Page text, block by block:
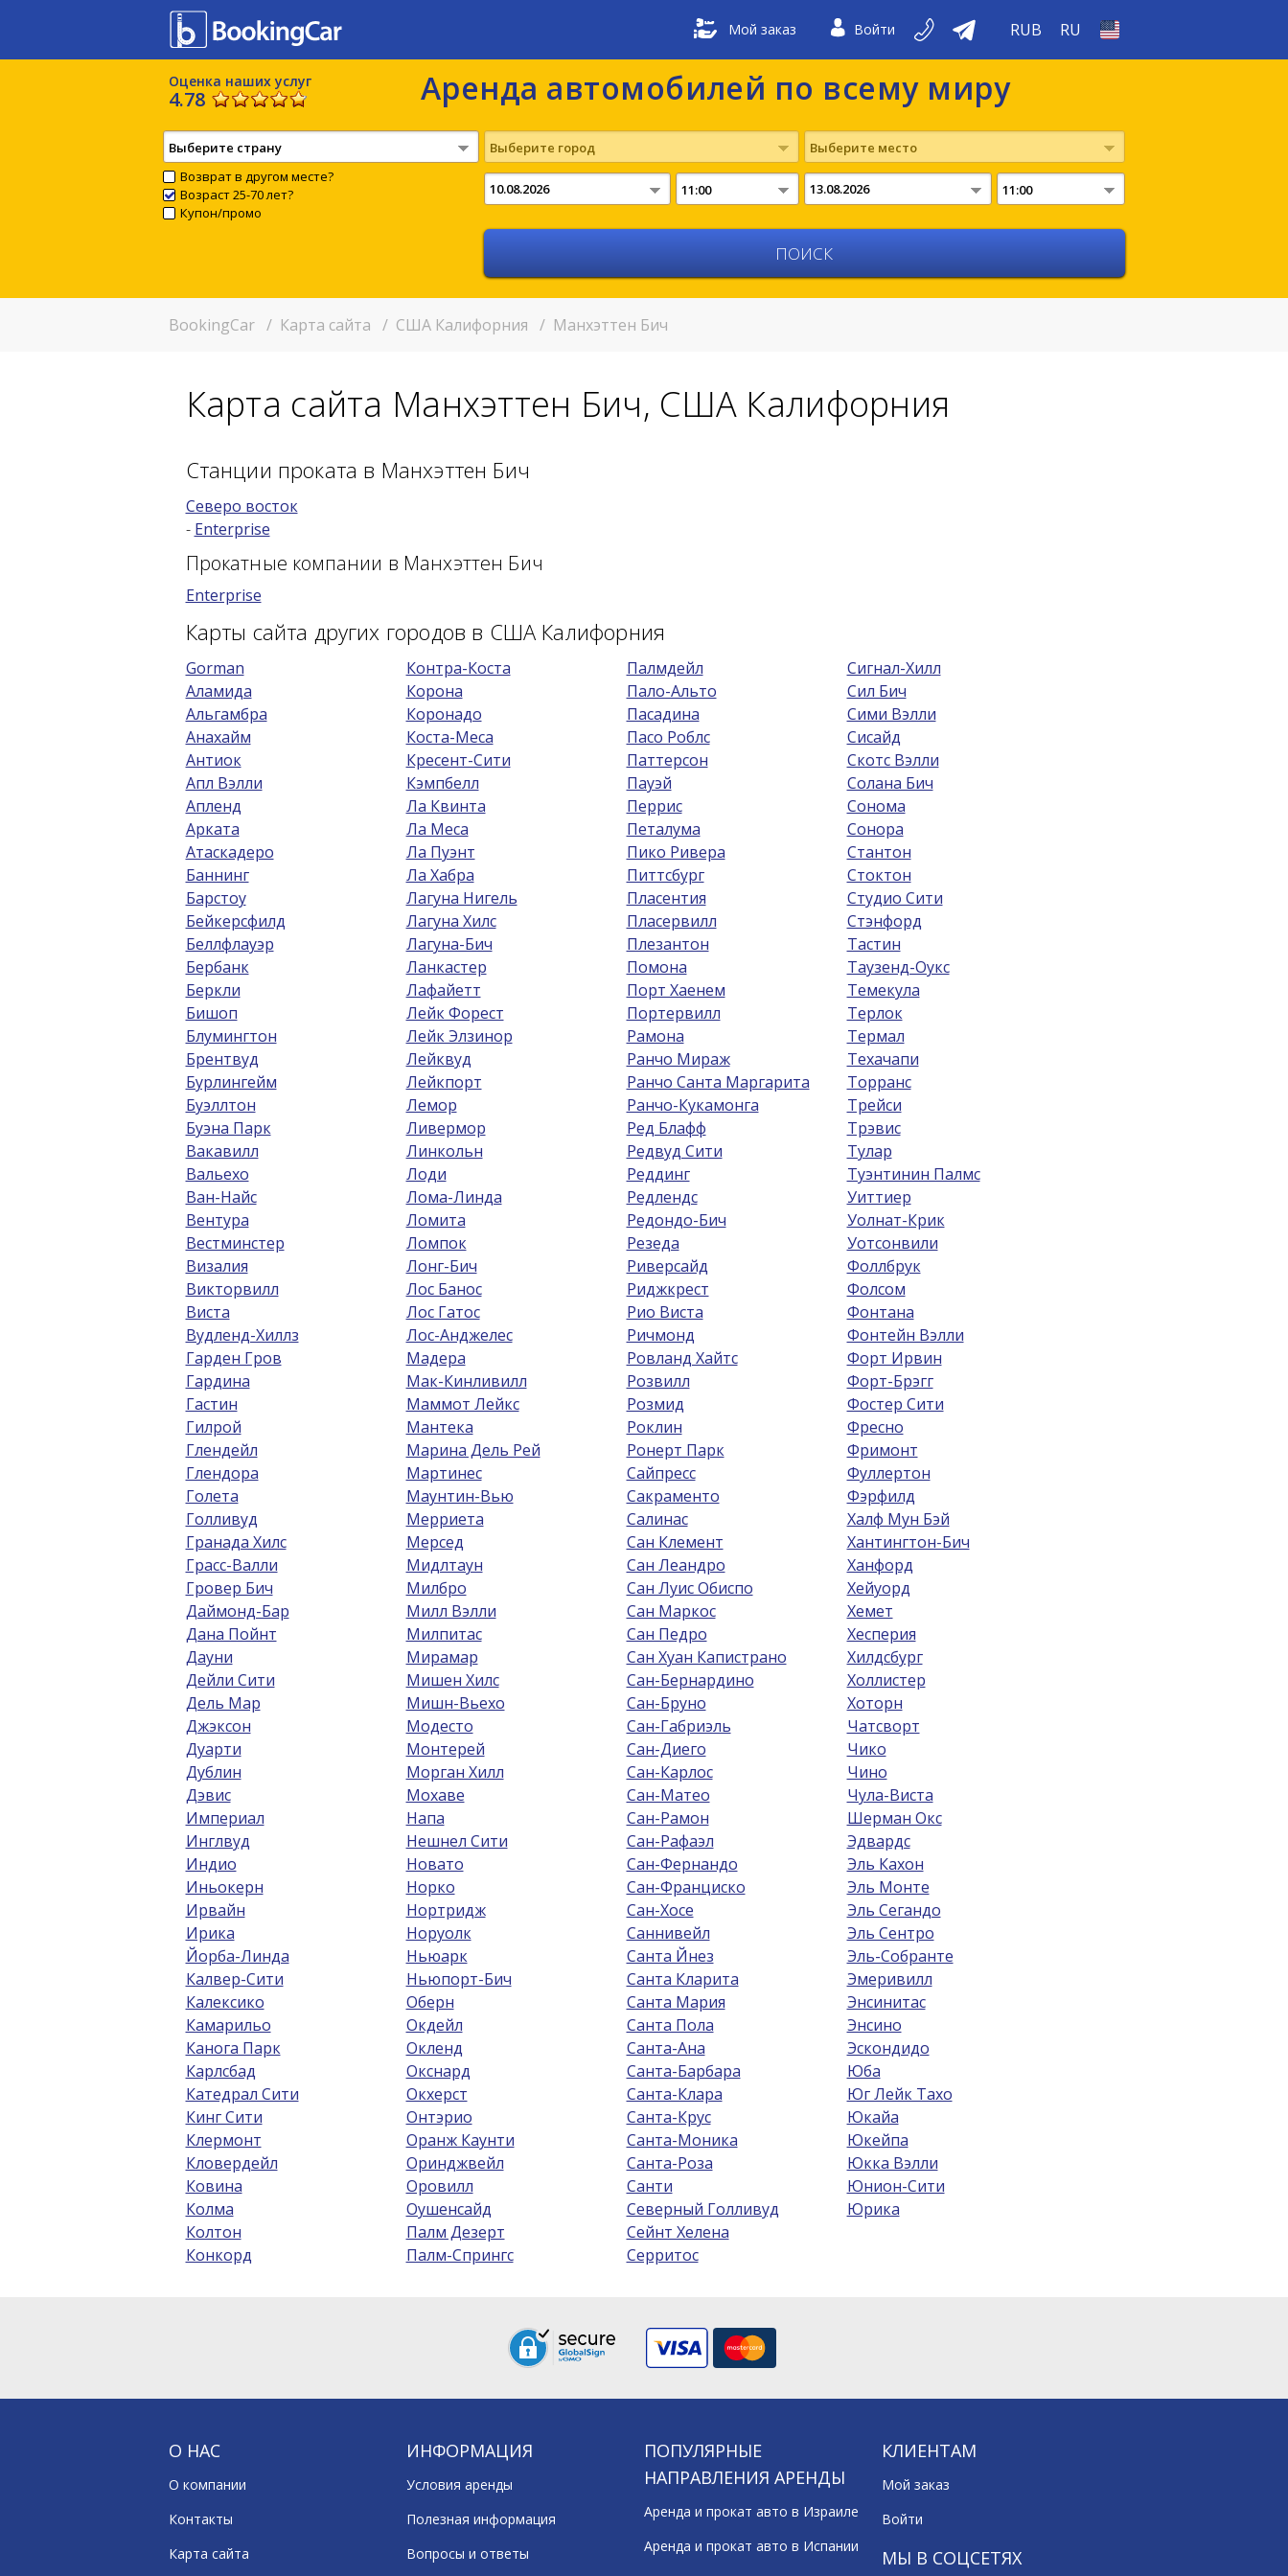
Мой заказ Войти RUB RU
Оценка наших услуг
4.78 Аренда автомобилей по всему миру
Выберите страну Выберите город Выберите место
11:00 11:00
Возврат в другом месте?
Возраст 25-70 лет?
Купон/промо
BookingCar / Карта сайта / США Калифорния / Манхэттен Бич
Карта сайта Манхэттен Бич, США Калифорния
Станции проката в Манхэттен Бич
Северо восток
- Enterprise
Прокатные компании в Манхэттен Бич
Enterprise
Карты сайта других городов в США Калифорния
Gorman
Аламида
Альгамбра
Анахайм
Антиок
Апл Вэлли
Апленд
Арката
Атаскадеро
Баннинг
Барстоу
Бейкерсфилд
Беллфлауэр
Бербанк
Беркли
Бишоп
Блумингтон
Брентвуд
Бурлингейм
Буэллтон
Буэна Парк
Вакавилл
Вальехо
Ван-Найс
Вентура
Вестминстер
Визалия
Викторвилл
Виста
Вудленд-Хиллз
Гарден Гров
Гардина
Гастин
Гилрой
Глендейл
Глендора
Голета
Голливуд
Гранада Хилс
Грасс-Валли
Гровер Бич
Даймонд-Бар
Дана Пойнт
Дауни
Дейли Сити
Дель Мар
Джэксон
Дуарти
Дублин
Дэвис
Империал
Инглвуд
Индио
Иньокерн
Ирвайн
Ирика
Йорба-Линда
Калвер-Сити
Калексико
Камарильо
Канога Парк
Карлсбад
Катедрал Сити
Кинг Сити
Клермонт
Кловердейл
Ковина
Колма
Колтон
Конкорд
Контра-Коста
Корона
Коронадо
Коста-Меса
Кресент-Сити
Кэмпбелл
Ла Квинта
Ла Меса
Ла Пуэнт
Ла Хабра
Лагуна Нигель
Лагуна Хилс
Лагуна-Бич
Ланкастер
Лафайетт
Лейк Форест
Лейк Элзинор
Лейквуд
Лейкпорт
Лемор
Ливермор
Линкольн
Лоди
Лома-Линда
Ломита
Ломпок
Лонг-Бич
Лос Банос
Лос Гатос
Лос-Анджелес
Мадера
Мак-Кинливилл
Маммот Лейкс
Мантека
Марина Дель Рей
Мартинес
Маунтин-Вью
Мерриета
Мерсед
Мидлтаун
Милбро
Милл Вэлли
Милпитас
Мирамар
Мишен Хилс
Мишн-Вьехо
Модесто
Монтерей
Морган Хилл
Мохаве
Напа
Нешнел Сити
Новато
Норко
Нортридж
Норуолк
Ньюарк
Ньюпорт-Бич
Оберн
Окдейл
Окленд
Окснард
Окхерст
Онтэрио
Оранж Каунти
Оринджвейл
Оровилл
Оушенсайд
Палм Дезерт
Палм-Спрингс
Палмдейл
Пало-Альто
Пасадина
Пасо Роблс
Паттерсон
Пауэй
Перрис
Петалума
Пико Ривера
Питтсбург
Пласентия
Пласервилл
Плезантон
Помона
Порт Хаенем
Портервилл
Рамона
Ранчо Мираж
Ранчо Санта Маргарита
Ранчо-Кукамонга
Ред Блафф
Редвуд Сити
Реддинг
Редлендс
Редондо-Бич
Резеда
Риверсайд
Риджкрест
Рио Виста
Ричмонд
Ровланд Хайтс
Розвилл
Розмид
Роклин
Ронерт Парк
Сайпресс
Сакраменто
Салинас
Сан Клемент
Сан Леандро
Сан Луис Обиспо
Сан Маркос
Сан Педро
Сан Хуан Капистрано
Сан-Бернардино
Сан-Бруно
Сан-Габриэль
Сан-Диего
Сан-Карлос
Сан-Матео
Сан-Рамон
Сан-Рафаэл
Сан-Фернандо
Сан-Франциско
Сан-Хосе
Саннивейл
Санта Йнез
Санта Кларита
Санта Мария
Санта Пола
Санта-Ана
Санта-Барбара
Санта-Клара
Санта-Крус
Санта-Моника
Санта-Роза
Санти
Северный Голливуд
Сейнт Хелена
Серритос
Сигнал-Хилл
Сил Бич
Сими Вэлли
Сисайд
Скотс Вэлли
Солана Бич
Сонома
Сонора
Стантон
Стоктон
Студио Сити
Стэнфорд
Тастин
Таузенд-Оукс
Темекула
Терлок
Термал
Техачапи
Торранс
Трейси
Трэвис
Тулар
Туэнтинин Палмс
Уиттиер
Уолнат-Крик
Уотсонвили
Фоллбрук
Фолсом
Фонтана
Фонтейн Вэлли
Форт Ирвин
Форт-Брэгг
Фостер Сити
Фресно
Фримонт
Фуллертон
Фэрфилд
Халф Мун Бэй
Хантингтон-Бич
Ханфорд
Хейуорд
Хемет
Хесперия
Хилдсбург
Холлистер
Хоторн
Чатсворт
Чико
Чино
Чула-Виста
Шерман Окс
Эдвардс
Эль Кахон
Эль Монте
Эль Сегандо
Эль Сентро
Эль-Собрантe
Эмеривилл
Энсинитас
Энсино
Эскондидо
Юба
Юг Лейк Тахо
Юкайа
Юкейпа
Юкка Вэлли
Юнион-Сити
Юрика
О НАС
О компании
Контакты
Карта сайта
ИНФОРМАЦИЯ
Условия аренды
Полезная информация
Вопросы и ответы
ПОПУЛЯРНЫЕ
НАПРАВЛЕНИЯ АРЕНДЫ
Аренда и прокат авто в Израиле
Аренда и прокат авто в Испании
КЛИЕНТАМ
Мой заказ
Войти
МЫ В СОЦСЕТЯХ